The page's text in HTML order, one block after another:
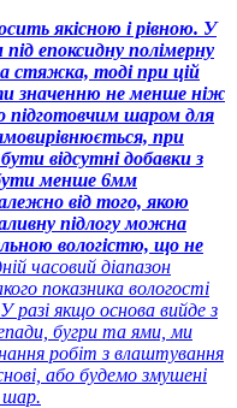
якісною і рівною. У
епоксидну полімерну
стяжка, тоді при цій
значенню не менше ніж
підготовчим шаром для
при
відсутні добавки з
менше 6мм
від того, якою
підлогу можна
вологістю, що не
часовий діапазон
показника вологості
якщо основа вийде з
бугри та ями, ми
робіт з влаштування
або будемо змушені
шар.